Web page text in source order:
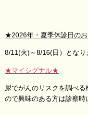
★2026年・夏季休診日の
8/11(火)～8/16(日）となり
★マイシグナル★
尿でがんのリスクを調べ
ので興味のある方は診察時